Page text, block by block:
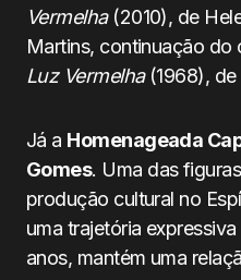
Vermelha(2010), de
Martins, continuação do
Luz Vermelha(1968), de
Já a Homenageada
Gomes. Uma das
produção cultural no
uma trajetória
anos, mantém uma